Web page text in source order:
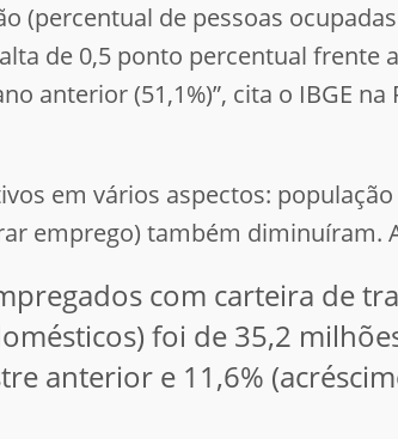
(percentual de pessoas
de 0,5 ponto percentual
anterior (51,1%)”, cita o IBGE
em vários aspectos:
emprego) também diminuíram.
com carteira de
foi de 35,2
anterior e 11,6%